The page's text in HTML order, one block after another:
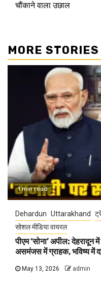
चौंकाने वाला उछाल
MORE STORIES
1 min read
Dehardun Uttarakhand
सोशल मीडिया वायरल
पीएम ‘सोना’ अपील: देहरादून
असमंजस में ग्राहक, भविष्य में
May 13, 2026 admin